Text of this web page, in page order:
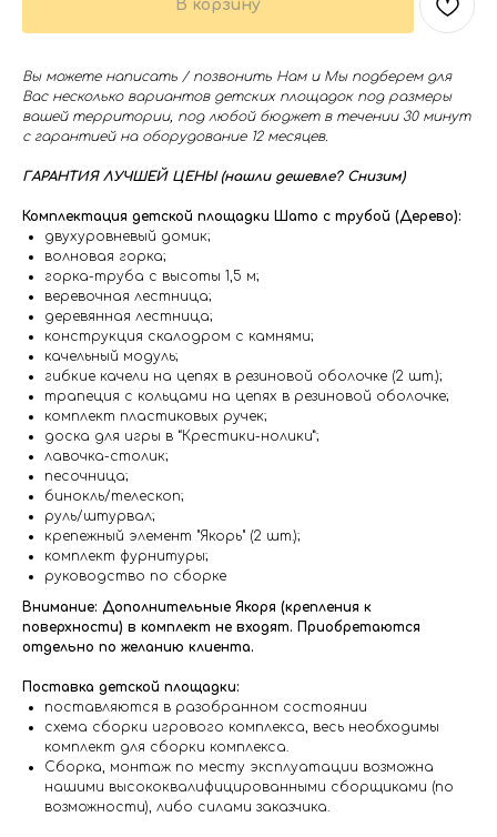
В корзину
Вы можете написать / позвонить Нам и Мы подберем для
Вас несколько вариантов детских площадок под размеры
вашей территории, под любой бюджет в течении 30 минут
с гарантией на оборудование 12 месяцев.
ГАРАНТИЯ ЛУЧШЕЙ ЦЕНЫ (нашли дешевле? Снизим)
Комплектация детской площадки Шато с трубой (Дерево):
двухуровневый домик;
волновая горка;
горка-труба с высоты 1,5 м;
веревочная лестница;
деревянная лестница;
конструкция скалодром с камнями;
качельный модуль;
гибкие качели на цепях в резиновой оболочке (2 шт.);
трапеция с кольцами на цепях в резиновой оболочке;
комплект пластиковых ручек;
доска для игры в “Крестики-нолики”;
лавочка-столик;
песочница;
бинокль/телескоп;
руль/штурвал;
крепежный элемент "Якорь" (2 шт.);
комплект фурнитуры;
руководство по сборке
Внимание: Дополнительные Якоря (крепления к
поверхности) в комплект не входят. Приобретаются
отдельно по желанию клиента.
Поставка детской площадки:
поставляются в разобранном состоянии
схема сборки игрового комплекса, весь необходимы
комплект для сборки комплекса.
Сборка, монтаж по месту эксплуатации возможна
нашими высококвалифицированными сборщиками (по
возможности), либо силами заказчика.